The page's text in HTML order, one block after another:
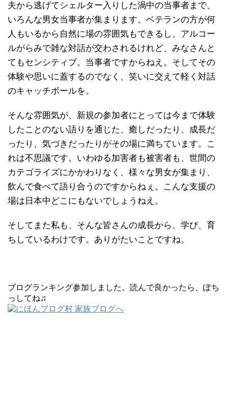
夫から逃げてシェルター入りした渦中の当事者まで、
いろんな男女当事者が集まります。ベテランの方が何
人もいるから自然に場の雰囲気もできるし、アルコー
ルがらみで雑な対話が交わされるけれど、みなさんと
てもセンシティブ。当事者ですからねえ。そしてその
体験や思いに蓋するのでなく、笑いに交えて軽く対話
のキャッチボールを。
そんな雰囲気が、新規の参加者にとっては今まで体験
したことのない語りを通じた、癒しだったり、成長だ
ったり、気づきだったりがその場に満ちています。こ
れは不思議です。いわゆる加害者も被害者も、世間の
カテゴライズにかかわりなく、様々な男女が集まり、
飲んで食べて語り合うのですからねぇ。こんな支援の
場は日本中どこにもないでしょうねえ。
そしてまた私も、そんな皆さんの成長から、学び、育
ちしているわけです。ありがたいことですね。
ブログランキング参加しました。読んで良かったら、ぽち
っしてね♫